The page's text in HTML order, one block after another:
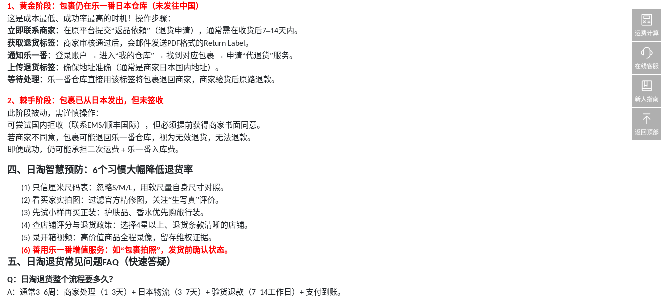
1、 黄金阶段：包裹仍在乐一番日本仓库（未发往中国）
这是成本最低、成功率最高的时机！操作步骤：
立即联系商家： 在原平台提交“返品依頼”（退货申请），通常需在收货后7–14天内。
获取退货标签： 商家审核通过后，会邮件发送PDF格式的Return Label 。
通知乐一番： 登录账户 → 进入“我的仓库” → 找到对应包裹 → 申请“代退货”服务。
上传退货标签： 确保地址准确（通常是商家日本国内地址）。
等待处理： 乐一番仓库直接用该标签将包裹退回商家，商家验货后原路退款。
2、 棘手阶段：包裹已从日本发出，但未签收
此阶段被动，需谨慎操作：
可尝试国内拒收（联系EMS/顺丰国际），但必须提前获得商家书面同意。
若商家不同意，包裹可能退回乐一番仓库，视为无效退货，无法退款。
即便成功，仍可能承担二次运费 + 乐一番入库费。
四、 日淘智慧预防： 6个习惯大幅降低退货率
(1) 只信厘米尺码表：忽略S/M/L，用软尺量自身尺寸对照。
(2) 看买家实拍图：过滤官方精修图，关注“生写真”评价。
(3) 先试小样再买正装：护肤品、香水优先购旅行装。
(4) 查店铺评分与退货政策：选择4星以上、退货条款清晰的店铺。
(5) 录开箱视频：高价值商品全程录像，留存维权证据。
(6) 善用乐一番增值服务：如“包裹拍照”，发货前确认状态。
五、 日淘退货常见问题FAQ （快速答疑）
Q：日淘退货整个流程要多久？
A：通常3–6周：商家处理（1–3天） + 日本物流（3–7天） + 验货退款（7–14工作日） + 支付到账。